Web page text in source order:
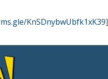
KnSDnybwUbfk1xK39]